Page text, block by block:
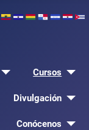
Cursos
Divulgación
Conócenos